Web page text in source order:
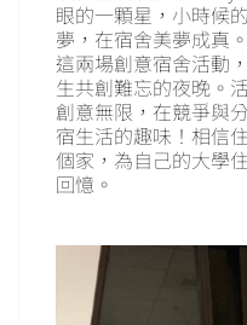
眼的一顆星，小時候
夢，在宿舍美夢成真。
這兩場創意宿舍活動
生共創難忘的夜晚。
創意無限，在競爭與
宿生活的趣味！相信
個家，為自己的大學
回憶。